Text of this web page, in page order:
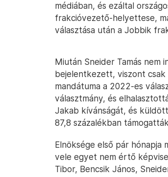
médiában, és ezáltal
frakcióvezető-helyettese,
választása után a Jobbik
Miután Sneider Tamás nem
bejelentkezett, viszont
mandátuma a 2022-es
választmány, és
Jakab kívánságát, és
87,8 százalékban
Elnöksége első pár
vele egyet nem értő
Tibor, Bencsik János,